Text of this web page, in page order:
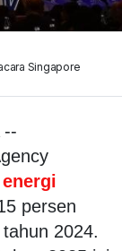
Singapore
--
energi
persen
2024.